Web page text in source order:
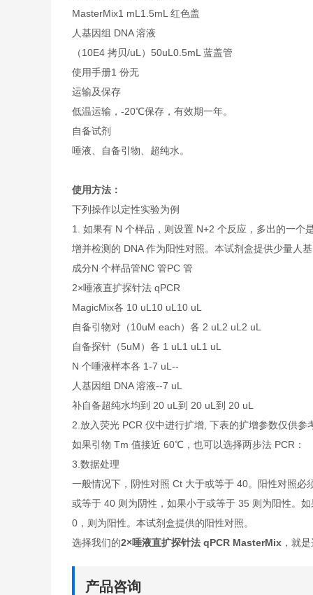
MasterMix1 mL 1.5mL 红色盖
人基因组 DNA 溶液
（10E4 拷贝/uL） 50uL 0.5mL 蓝盖管
使用手册1 份无
运输及保存
低温运输，-20℃保存，有效期一年。
自备试剂
唾液、自备引物、超纯水。
使用方法：
下列操作以定性实验为例
1. 如果有 N 个样品，则设置 N+2 个反应，多出的一个
增并检测的 DNA 作为阳性对照。本试剂盒提供少量人
成分N 个样品管NC 管PC 管
2×唾液直扩探针法 qPCR
MagicMix各 10 uL10 uL10 uL
自备引物对（10uM each）各 2 uL2 uL2 uL
自备探针（5uM）各 1 uL1 uL1 uL
N 个唾液样本各 1-7 uL--
人基因组 DNA 溶液--7 uL
补自备超纯水均到 20 uL到 20 uL到 20 uL
2.放入荧光 PCR 仪中进行扩增, 下表的扩增参数仅供
如果引物 Tm 值接近 60℃，也可以选择两步法 PCR：
3.数据处理
一般情况下，阴性对照 Ct 大于或等于 40。阳性对照
或等于 40 则为阴性，如果小于或等于 35 则为阳性。
0，则为阳性。本试剂盒提供的阳性对照。
选择我们的2×唾液直扩探针法 qPCR MasterMix，就是
产品咨询